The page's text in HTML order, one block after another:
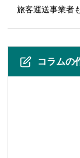
旅客運送事業者
コラムの